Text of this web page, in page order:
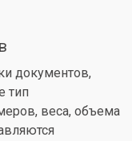
документов,
тип
веса, объема